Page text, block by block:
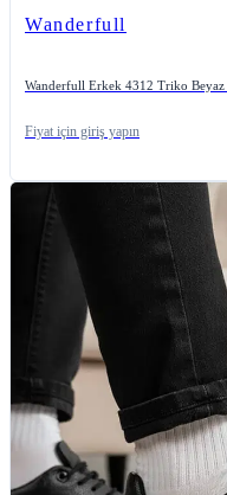
Wanderfull
Wanderfull Erkek 4312 Triko Beyaz
Fiyat için giriş yapın